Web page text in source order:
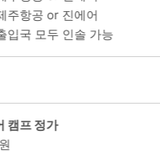
주항공 or 진에어
입국 모두 인솔 가능
캠프 정가